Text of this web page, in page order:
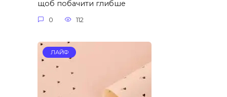
щоб побачити глибше
0 112
ЛАЙФ